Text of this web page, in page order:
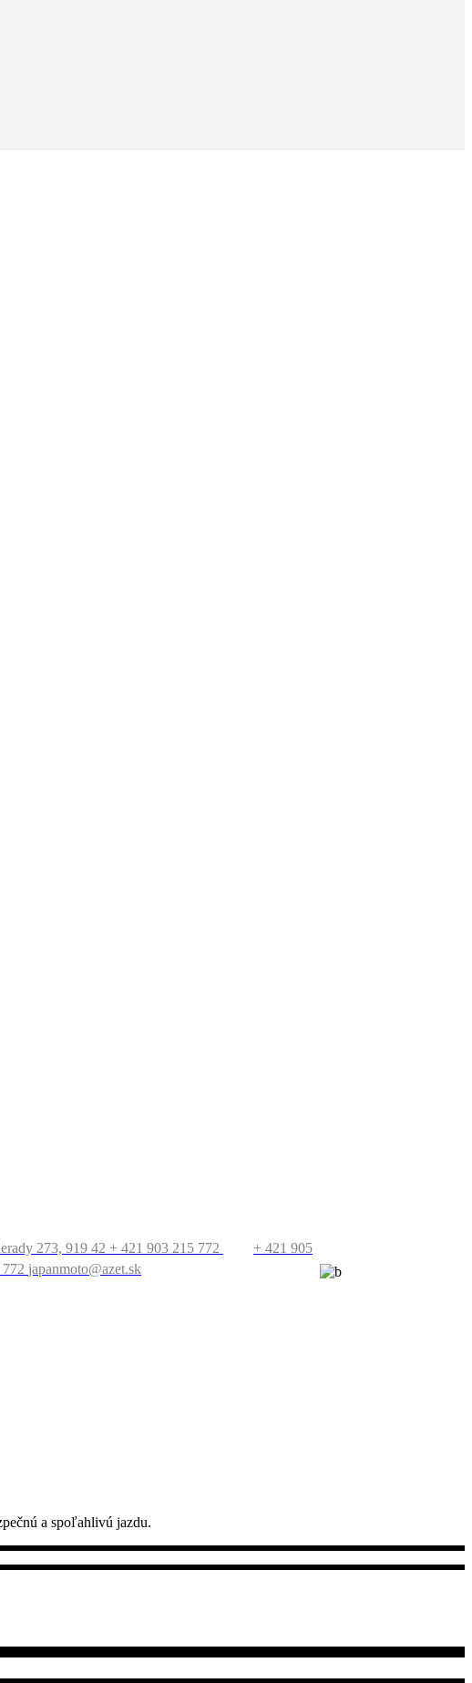
273, 919 42 + 421 903 215 772
+ 421 905
japanmoto@azet.sk
a spoľahlivú jazdu.